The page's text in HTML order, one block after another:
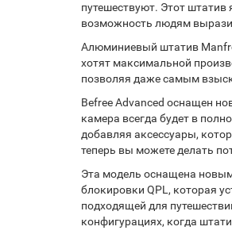
путешествуют. Этот
возможность людям
Алюминиевый штатив
хотят максимальной
позволяя даже самым
Befree Advanced оснащен
камера всегда будет в
добавляя аксессуары,
теперь вы можете делать
Эта модель оснащена
блокировки QPL, которая
подходящей для
конфигурациях, когда